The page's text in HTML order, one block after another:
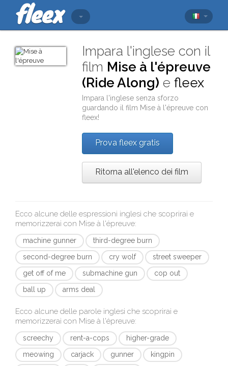
Impara l'inglese con il
film Mise à l'épreuve
(Ride Along) efleex
Impara l'inglese senza sforzo
guardando il film Mise à l'épreuve con
fleex!
Prova fleex gratis
Ritorna all'elenco dei film
Ecco alcune delle espressioni inglesi che scoprirai e
memorizzerai con Mise à l'épreuve:
machine gunner
third-degree burn
second-degree burn
cry wolf
street sweeper
get off of me
submachine gun
cop out
ball up
arms deal
Ecco alcune delle parole inglesi che scoprirai e
memorizzerai con Mise à l'épreuve:
screechy rent-a-cops
higher-grade
meowing
carjack gunner
kingpin